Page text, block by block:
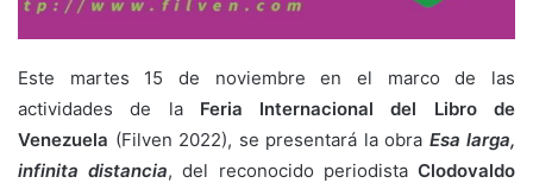
Este martes 15 de noviembre en el marco de las
actividades de la Feria Internacional del Libro de
Venezuela (Filven 2022), se presentará la obra Esa larga,
infinita distancia, del reconocido periodistaClodovaldo